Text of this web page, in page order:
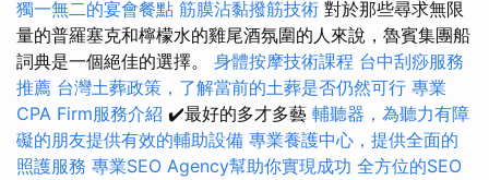
獨一無二的宴會餐點 筋膜沾黏撥筋技術 對於那些尋求無限
量的普羅塞克和檸檬水的雞尾酒氛圍的人來說，魯賓集團船
詞典是一個絕佳的選擇。 身體按摩技術課程 台中刮痧服務
推薦 台灣土葬政策，了解當前的土葬是否仍然可行 專業
CPA Firm服務介紹 ✔️最好的多才多藝 輔聽器，為聽力有障
礙的朋友提供有效的輔助設備 專業養護中心，提供全面的
照護服務 專業SEO Agency幫助你實現成功 全方位的SEO